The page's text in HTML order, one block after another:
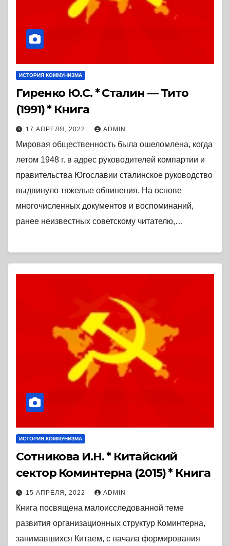
ИСТОРИЯ КОММУНИЗМА
Гиренко Ю.С. * Сталин — Тито
(1991) * Книга
17 АПРЕЛЯ, 2022 ADMIN
Мировая общественность была ошеломлена, когда
летом 1948 г. в адрес руководителей компартии и
правительства Югославии сталинское руководство
выдвинуло тяжелые обвинения. На основе
многочисленных документов и воспоминаний,
ранее неизвестных советскому читателю,…
ИСТОРИЯ КОММУНИЗМА
Сотникова И.Н. * Китайский
сектор Коминтерна (2015) * Книга
15 АПРЕЛЯ, 2022 ADMIN
Книга посвящена малоисследованной теме
развития организационных структур Коминтерна,
занимавшихся Китаем, с начала формирования